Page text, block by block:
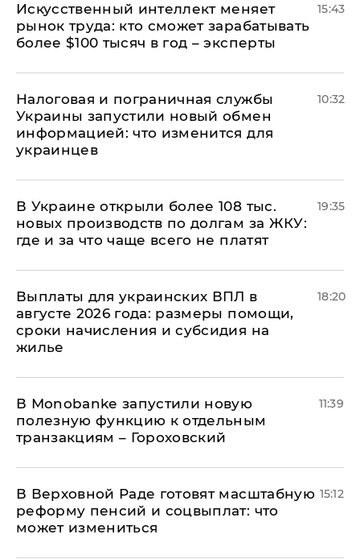
Искусственный интеллект меняет
рынок труда: кто сможет зарабатывать
более $100 тысяч в год – эксперты
15:43
Налоговая и пограничная службы
Украины запустили новый обмен
информацией: что изменится для
украинцев
10:32
В Украине открыли более 108 тыс.
новых производств по долгам за ЖКУ:
где и за что чаще всего не платят
19:35
Выплаты для украинских ВПЛ в
августе 2026 года: размеры помощи,
сроки начисления и субсидия на
жилье
18:20
В Мonobankе запустили новую
полезную функцию к отдельным
транзакциям – Гороховский
11:39
В Верховной Раде готовят масштабную
реформу пенсий и соцвыплат: что
может измениться
15:12